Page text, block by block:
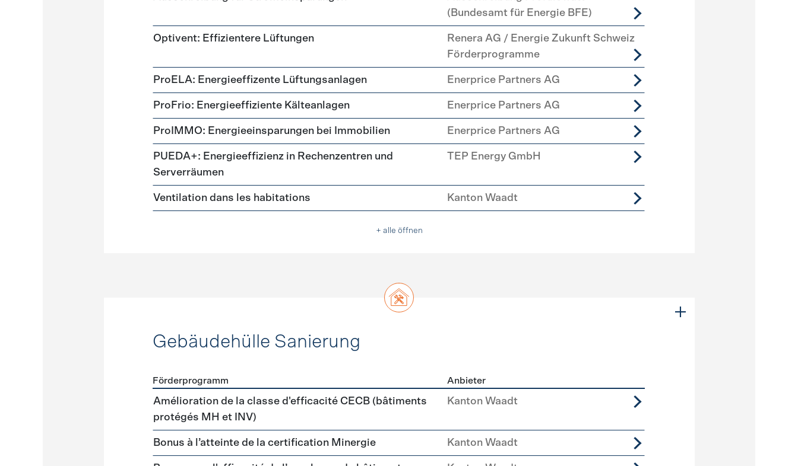
(Bundesamt für Energie BFE)
Optivent: Effizientere Lüftungen
Renera AG / Energie Zukunft Schweiz
Förderprogramme
ProELA: Energieeffizente Lüftungsanlagen Enerprice Partners AG
ProFrio: Energieeffiziente Kälteanlagen Enerprice Partners AG
ProIMMO: Energieeinsparungen bei Immobilien Enerprice Partners AG
PUEDA+: Energieeffizienz in Rechenzentren und
Serverräumen
TEP Energy GmbH
Ventilation dans les habitations Kanton Waadt
+ alle öffnen
Gebäudehülle Sanierung
Förderprogramme Gebäudehülle Sanierung
Förderprogramm Anbieter
Amélioration de la classe d'efficacité CECB (bâtiments
protégés MH et INV)
Kanton Waadt
Bonus à l’atteinte de la certification Minergie Kanton Waadt